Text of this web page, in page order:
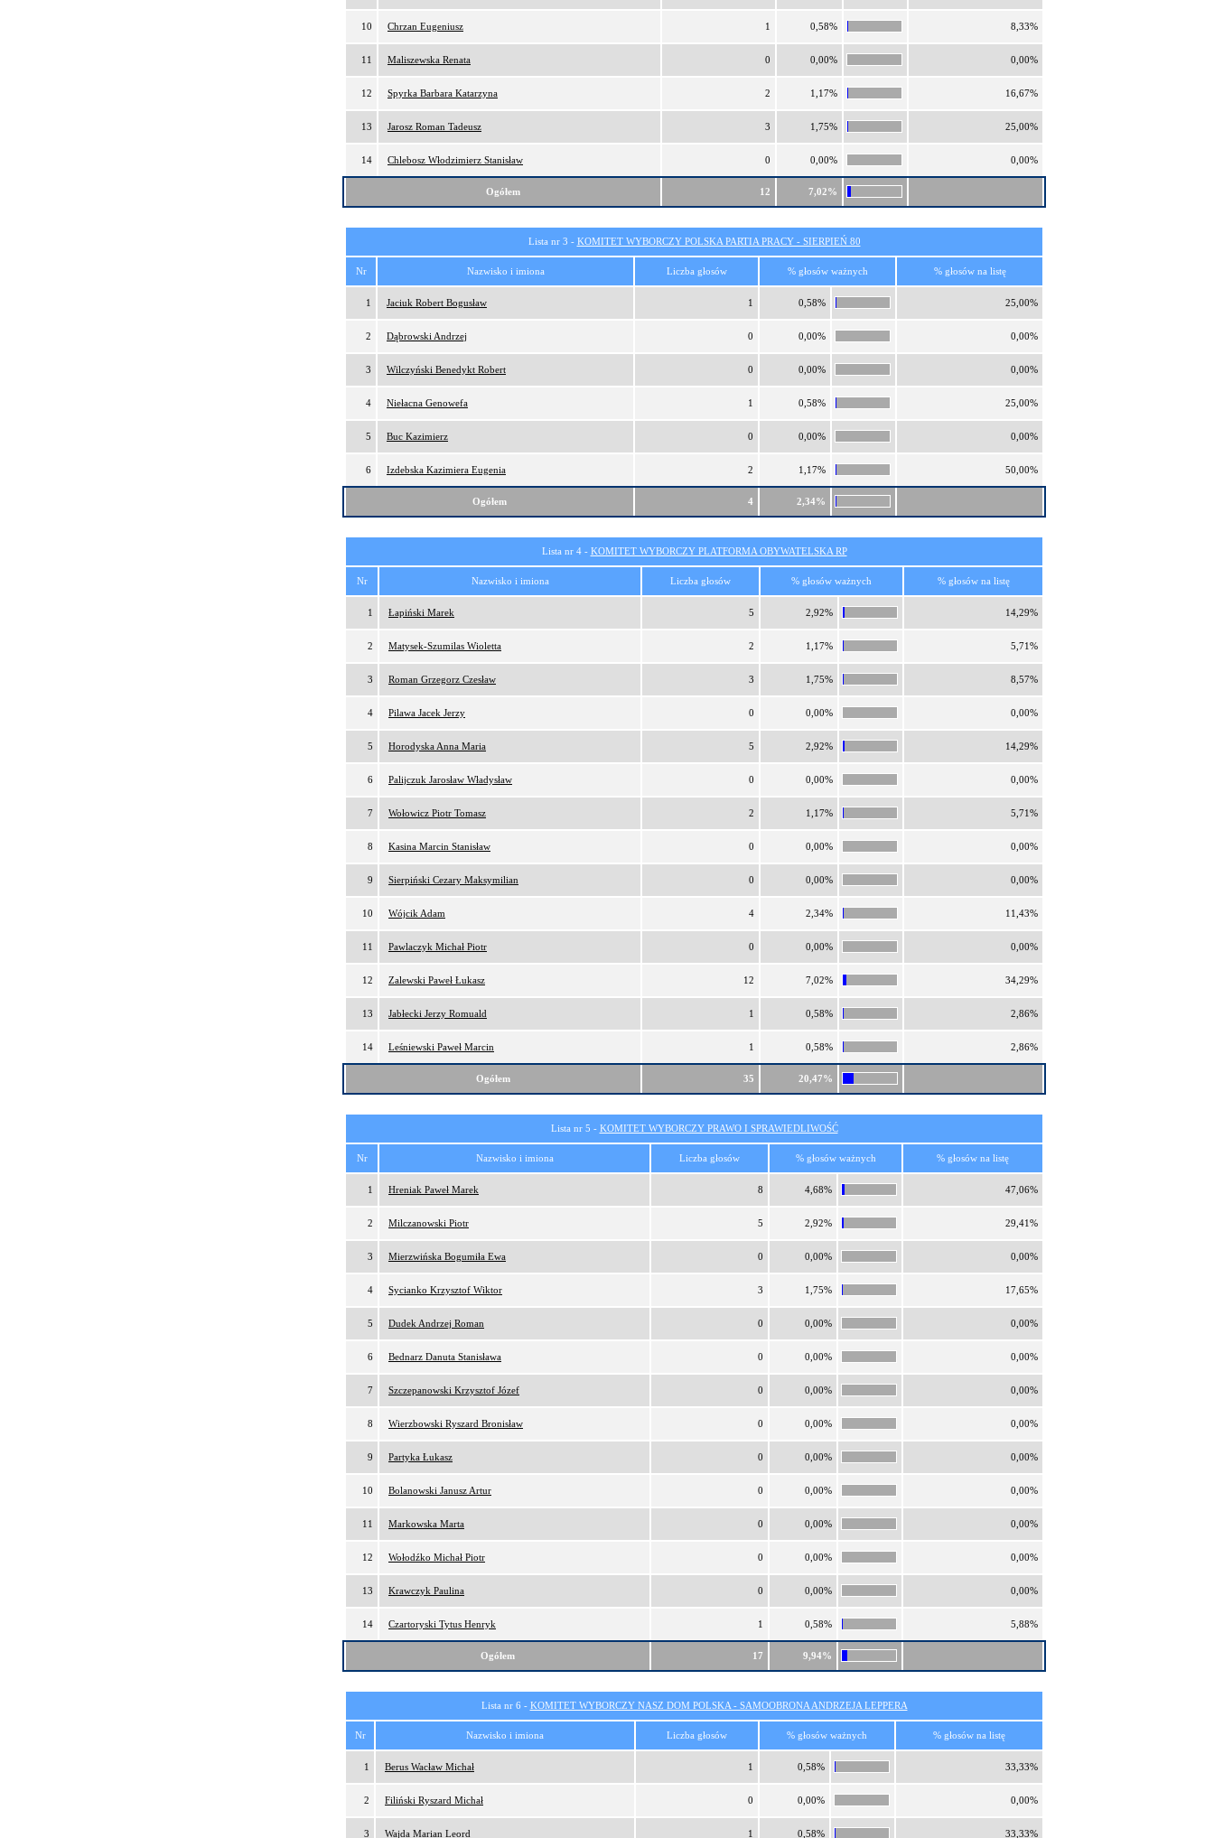
10 Chrzan Eugeniusz 1 0,58% 8,33%
11 Maliszewska Renata 0 0,00% 0,00%
12 Spyrka Barbara Katarzyna 2 1,17% 16,67%
13 Jarosz Roman Tadeusz 3 1,75% 25,00%
14 Chlebosz Włodzimierz Stanisław 0 0,00% 0,00%
Ogółem 12 7,02%
Lista nr 3 - KOMITET WYBORCZY POLSKA PARTIA PRACY - SIERPIEŃ 80
Nr Nazwisko i imiona Liczba głosów % głosów ważnych % głosów na listę
1 Jaciuk Robert Bogusław 1 0,58% 25,00%
2 Dąbrowski Andrzej 0 0,00% 0,00%
3 Wilczyński Benedykt Robert 0 0,00% 0,00%
4 Niełacna Genowefa 1 0,58% 25,00%
5 Buc Kazimierz 0 0,00% 0,00%
6 Izdebska Kazimiera Eugenia 2 1,17% 50,00%
Ogółem 4 2,34%
Lista nr 4 - KOMITET WYBORCZY PLATFORMA OBYWATELSKA RP
Nr Nazwisko i imiona Liczba głosów % głosów ważnych % głosów na listę
1 Łapiński Marek 5 2,92% 14,29%
2 Matysek-Szumilas Wioletta 2 1,17% 5,71%
3 Roman Grzegorz Czesław 3 1,75% 8,57%
4 Pilawa Jacek Jerzy 0 0,00% 0,00%
5 Horodyska Anna Maria 5 2,92% 14,29%
6 Palijczuk Jarosław Władysław 0 0,00% 0,00%
7 Wołowicz Piotr Tomasz 2 1,17% 5,71%
8 Kasina Marcin Stanisław 0 0,00% 0,00%
9 Sierpiński Cezary Maksymilian 0 0,00% 0,00%
10 Wójcik Adam 4 2,34% 11,43%
11 Pawlaczyk Michał Piotr 0 0,00% 0,00%
12 Zalewski Paweł Łukasz 12 7,02% 34,29%
13 Jabłecki Jerzy Romuald 1 0,58% 2,86%
14 Leśniewski Paweł Marcin 1 0,58% 2,86%
Ogółem 35 20,47%
Lista nr 5 - KOMITET WYBORCZY PRAWO I SPRAWIEDLIWOŚĆ
Nr Nazwisko i imiona Liczba głosów % głosów ważnych % głosów na listę
1 Hreniak Paweł Marek 8 4,68% 47,06%
2 Milczanowski Piotr 5 2,92% 29,41%
3 Mierzwińska Bogumiła Ewa 0 0,00% 0,00%
4 Sycianko Krzysztof Wiktor 3 1,75% 17,65%
5 Dudek Andrzej Roman 0 0,00% 0,00%
6 Bednarz Danuta Stanisława 0 0,00% 0,00%
7 Szczepanowski Krzysztof Józef 0 0,00% 0,00%
8 Wierzbowski Ryszard Bronisław 0 0,00% 0,00%
9 Partyka Łukasz 0 0,00% 0,00%
10 Bolanowski Janusz Artur 0 0,00% 0,00%
11 Markowska Marta 0 0,00% 0,00%
12 Wołodźko Michał Piotr 0 0,00% 0,00%
13 Krawczyk Paulina 0 0,00% 0,00%
14 Czartoryski Tytus Henryk 1 0,58% 5,88%
Ogółem 17 9,94%
Lista nr 6 - KOMITET WYBORCZY NASZ DOM POLSKA - SAMOOBRONA ANDRZEJA LEPPERA
Nr Nazwisko i imiona Liczba głosów % głosów ważnych % głosów na listę
1 Berus Wacław Michał 1 0,58% 33,33%
2 Filiński Ryszard Michał 0 0,00% 0,00%
3 Wajda Marian Leord 1 0,58% 33,33%